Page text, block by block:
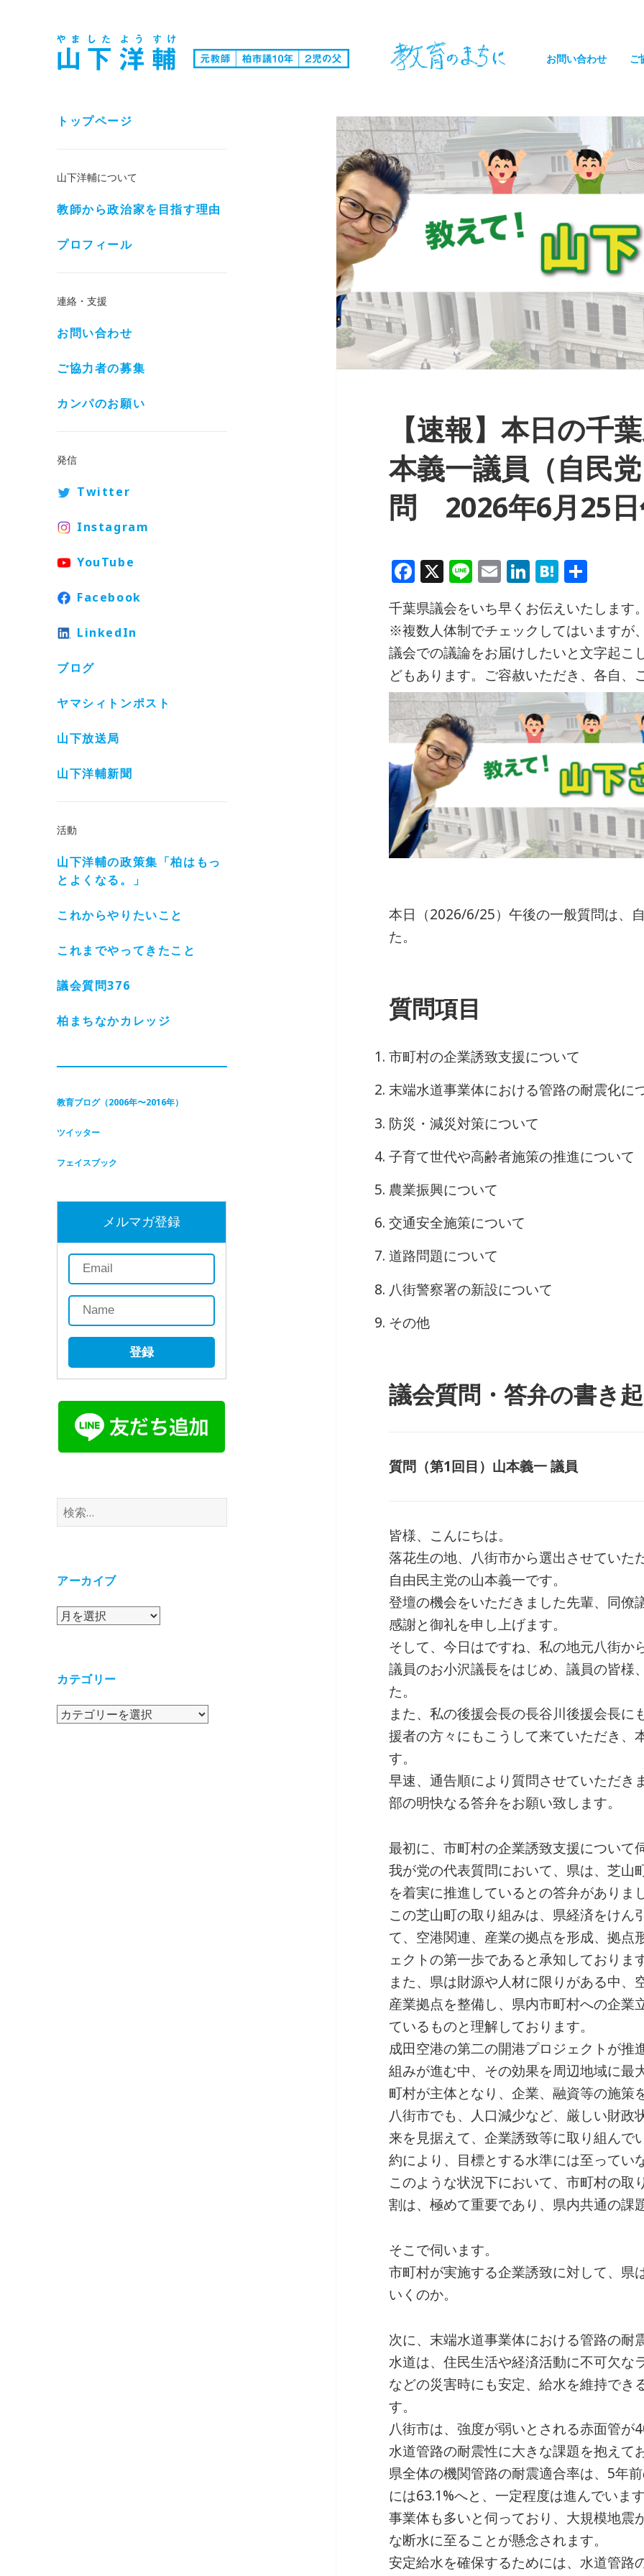
お問い合わせ ご
トップページ
山下洋輔について
教師から政治家を目指す理由
プロフィール
連絡・支援
お問い合わせ
ご協力者の募集
カンパのお願い
発信
Twitter
Instagram
YouTube
Facebook
LinkedIn
ブログ
ヤマシィトンポスト
山下放送局
山下洋輔新聞
活動
山下洋輔の政策集「柏はもっ
とよくなる。」
これからやりたいこと
これまでやってきたこと
議会質問376
柏まちなかカレッジ
教育ブログ（2006年〜2016年）
ツイッター
フェイスブック
メルマガ登録
登録
検
索:
アーカイブ
ア
ブ
カテゴリー
カ
【速報】本日の千
本義一議員（自民
問 2026年6月25日
F
a
c
e
b
o
o
k
X Li
e
E
m
ai
l
Li
n
k
e
dI
n
H
e
n
a
共
千葉県議会をいち早くお伝えいたします
※複数人体制でチェックしてはいますが
議会での議論をお届けしたいと文字起こ
どもあります。ご容赦いただき、各自、
本日（2026/6/25）午後の一般質問は、
た。
質問項目
市町村の企業誘致支援について
末端水道事業体における管路の耐震化に
防災・減災対策について
子育て世代や高齢者施策の推進について
農業振興について
交通安全施策について
道路問題について
八街警察署の新設について
その他
議会質問・答弁の書き
質問（第1回目）山本義一 議員
皆様、こんにちは。
落花生の地、八街市から選出させていた
自由民主党の山本義一です。
登壇の機会をいただきました先輩、同僚
感謝と御礼を申し上げます。
そして、今日はですね、私の地元八街か
議員のお小沢議長をはじめ、議員の皆様
た。
また、私の後援会長の長谷川後援会長に
援者の方々にもこうして来ていただき、
す。
早速、通告順により質問させていただき
部の明快なる答弁をお願い致します。
最初に、市町村の企業誘致支援について
我が党の代表質問において、県は、芝山
を着実に推進しているとの答弁がありま
この芝山町の取り組みは、県経済をけん
て、空港関連、産業の拠点を形成、拠点
ェクトの第一歩であると承知しておりま
また、県は財源や人材に限りがある中、
産業拠点を整備し、県内市町村への企業
ているものと理解しております。
成田空港の第二の開港プロジェクトが推
組みが進む中、その効果を周辺地域に最
町村が主体となり、企業、融資等の施策
八街市でも、人口減少など、厳しい財政
来を見据えて、企業誘致等に取り組んで
約により、目標とする水準には至ってい
このような状況下において、市町村の取
割は、極めて重要であり、県内共通の課
そこで伺います。
市町村が実施する企業誘致に対して、県
いくのか。
次に、末端水道事業体における管路の耐
水道は、住民生活や経済活動に不可欠な
などの災害時にも安定、給水を維持でき
す。
八街市は、強度が弱いとされる赤面管が
水道管路の耐震性に大きな課題を抱えて
県全体の機関管路の耐震適合率は、5年
には63.1%へと、一定程度は進んでいま
事業体も多いと伺っており、大規模地震
な断水に至ることが懸念されます。
安定給水を確保するためには、水道管路